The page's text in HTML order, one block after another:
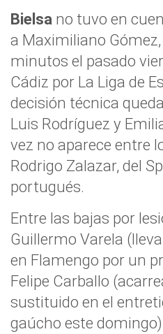
Bielsa no tuvo en
a Maximiliano
minutos el pasado
Cádiz por La Liga de
decisión técnica
Luis Rodríguez y
vez no aparece entre
Rodrigo Zalazar, del
portugués.
Entre las bajas por
Guillermo Varela
en Flamengo por un
Felipe Carballo
sustituido en el
gaúcho este